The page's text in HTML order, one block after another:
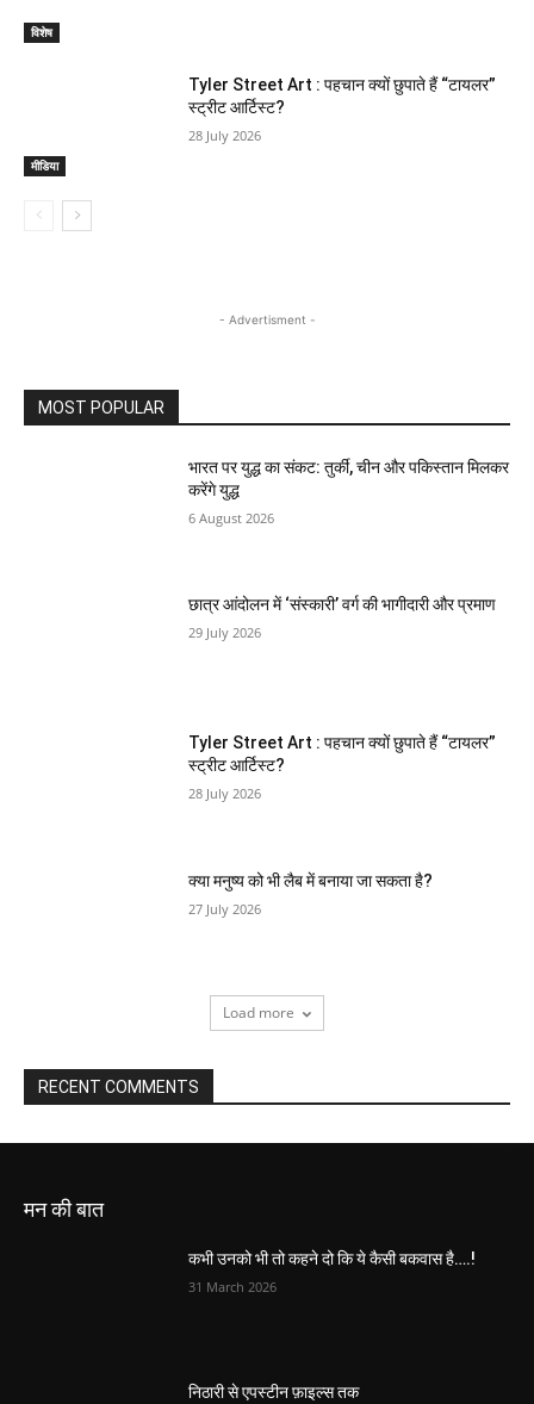
विशेष
मीडिया
Tyler Street Art : पहचान क्यों छुपाते हैं “टायलर”
स्ट्रीट आर्टिस्ट?
28 July 2026
- Advertisment -
MOST POPULAR
भारत पर युद्ध का संकट: तुर्की, चीन और पकिस्तान मिलकर
करेंगे युद्ध
6 August 2026
छात्र आंदोलन में ‘संस्कारी’ वर्ग की भागीदारी और प्रमाण
29 July 2026
Tyler Street Art : पहचान क्यों छुपाते हैं “टायलर”
स्ट्रीट आर्टिस्ट?
28 July 2026
क्या मनुष्य को भी लैब में बनाया जा सकता है?
27 July 2026
Load more
RECENT COMMENTS
मन की बात
कभी उनको भी तो कहने दो कि ये कैसी बकवास है….!
31 March 2026
निठारी से एपस्टीन फ़ाइल्स तक